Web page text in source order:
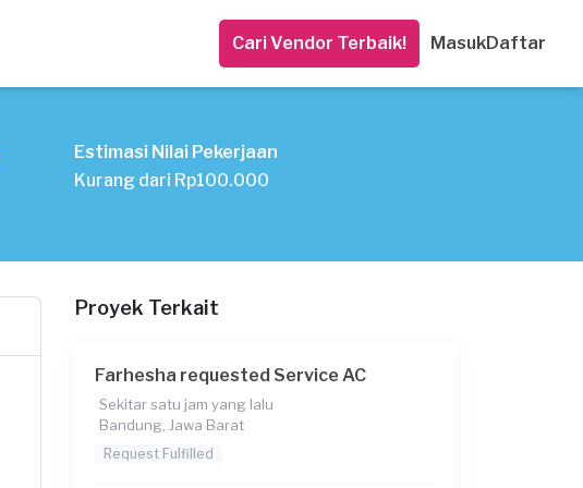
Cari Vendor Terbaik! MasukDaftar
Estimasi Nilai Pekerjaan
Kurang dari Rp100.000
Proyek Terkait
Farhesha requested Service AC
Sekitar satu jam yang lalu
Bandung, Jawa Barat
Request Fulfilled